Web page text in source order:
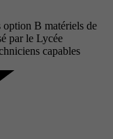
option B matériels de
par le Lycée
capables